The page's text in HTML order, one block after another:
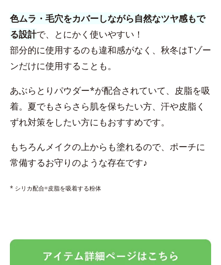
色ムラ・毛穴をカバーしながら自然なツヤ感もで
る設計で、とにかく使いやすい！
部分的に使用するのも違和感がなく、秋冬はTゾー
ンだけに使用することも。
あぶらとりパウダー*が配合されていて、皮脂を吸
着。夏でもさらさら肌を保ちたい方、汗や皮脂く
ずれ対策をしたい方にもおすすめです。
もちろんメイクの上からも塗れるので、ポーチに
常備するお守りのような存在です♪
* シリカ配合=皮脂を吸着する粉体